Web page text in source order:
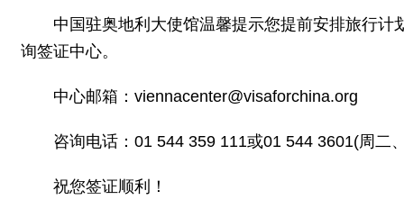
中国驻奥地利大使馆温馨提示您提前安排旅行计
询签证中心。
中心邮箱：viennacenter@visaforchina.org
咨询电话：01 544 359 111或01 544 3601(周二
祝您签证顺利！